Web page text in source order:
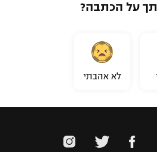
על הכתבה?
לא אהבתי